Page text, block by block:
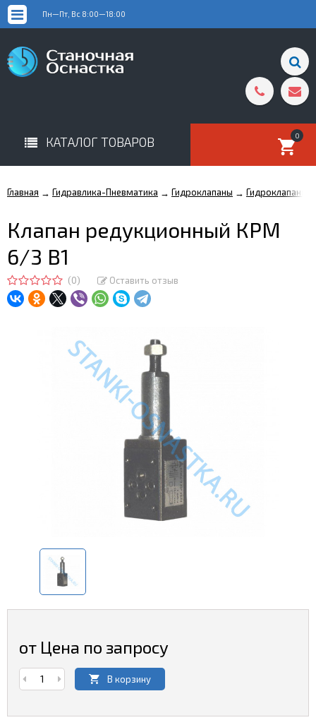
Пн—Пт, Вс 8:00—18:00
КАТАЛОГ ТОВАРОВ 0
Главная → Гидравлика-Пневматика → Гидроклапаны → Гидроклапаны
Клапан редукционный КРМ
6/3 B1
(0) Оставить отзыв
от Цена по запросу
В корзину